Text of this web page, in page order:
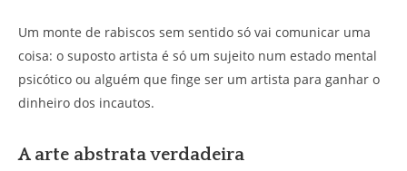
Um monte de rabiscos sem sentido só vai comunicar uma
coisa: o suposto artista é só um sujeito num estado mental
psicótico ou alguém que finge ser um artista para ganhar o
dinheiro dos incautos.
A arte abstrata verdadeira